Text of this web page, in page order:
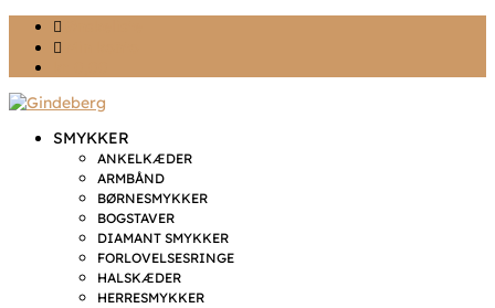
SMYKKER
ANKELKÆDER
ARMBÅND
BØRNESMYKKER
BOGSTAVER
DIAMANT SMYKKER
FORLOVELSESRINGE
HALSKÆDER
HERRESMYKKER